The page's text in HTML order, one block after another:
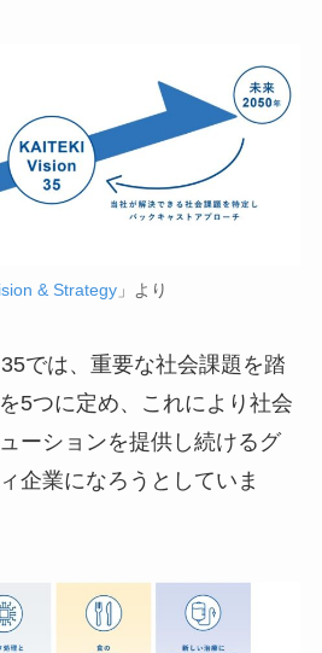
& Strategy 」より
では、重要な社会課題を踏
5つに定め、これにより社会
ーションを提供し続けるグ
企業になろうとしていま